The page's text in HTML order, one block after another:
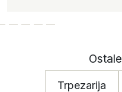
Trpezarija